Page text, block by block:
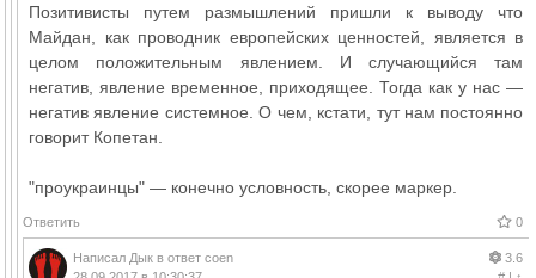
Позитивисты путем размышлений пришли к выводу что
Майдан, как проводник европейских ценностей, является в
целом положительным явлением. И случающийся там
негатив, явление временное, приходящее. Тогда как у нас —
негатив явление системное. О чем, кстати, тут нам постоянно
говорит Копетан.
"проукраинцы" — конечно условность, скорее маркер.
Ответить 0
Написал Дык в ответ coen
3.6